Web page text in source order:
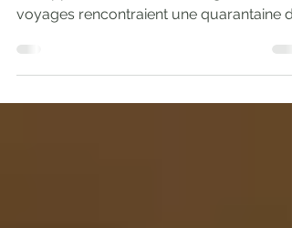
rendez-vous d'Avitour en Wallonie à
voyages rencontraient une quarantaine
partenaires